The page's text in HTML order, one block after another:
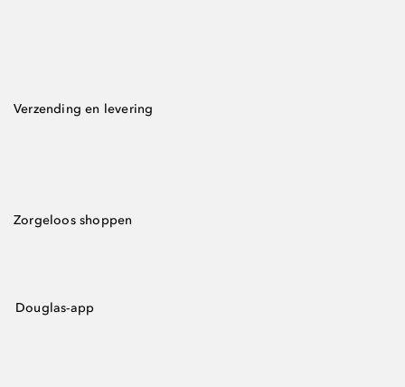
Verzending en levering
Zorgeloos shoppen
Douglas-app